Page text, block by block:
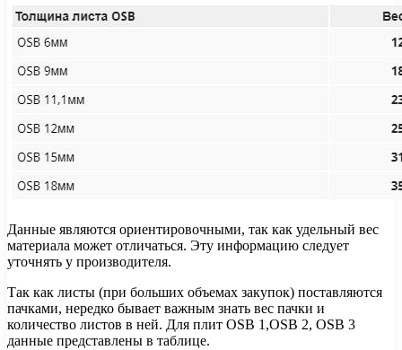
Данные являются ориентировочными, так как удельный вес
материала может отличаться. Эту информацию следует
уточнять у производителя.
Так как листы (при больших объемах закупок) поставляются
пачками, нередко бывает важным знать вес пачки и
количество листов в ней. Для плит OSB 1,OSB 2, OSB 3
данные представлены в таблице.